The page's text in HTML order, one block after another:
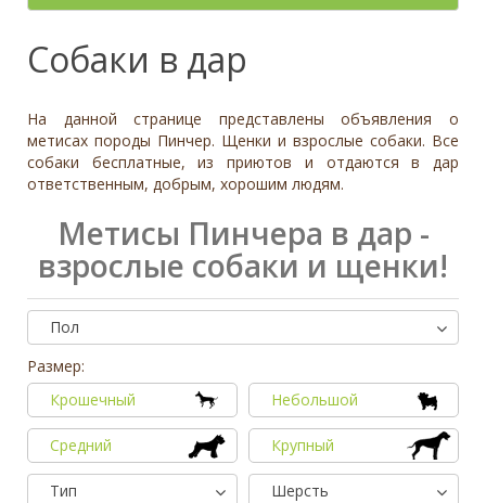
Средний Крупный
Тип
Семейная
Охотничья
Палевый
Серый
Дополнительные цвета
Черный
Белый
Коричневый
Палевый
Вес (кг)
0 3 6 10 13 32 51 58 64 77
Нет
Отношение к детям
Равнодушное
Отношение к кошкам
Доброжелательное
Равнодушное
Отношение к собакам
Доброжелательное
Равнодушное
Может проявить агрессию
- неважно -
Приучен к поводку
- неважно -
Дрессировка
Нет
- неважно -
Необычный окрас
Отдаётся в
- не уточнено -
Собаки в дар
На данной странице представлены объявления о
метисах породы Пинчер. Щенки и взрослые собаки. Все
собаки бесплатные, из приютов и отдаются в дар
ответственным, добрым, хорошим людям.
Метисы Пинчера в дар -
взрослые собаки и щенки!
Пол
Размер:
Крошечный
Небольшой
Средний Крупный
Тип
Шерсть